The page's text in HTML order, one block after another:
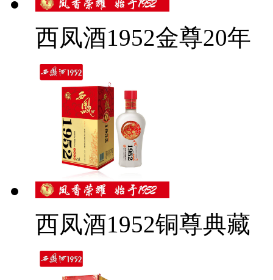
西凤酒1952金尊20年
西凤酒1952铜尊典藏